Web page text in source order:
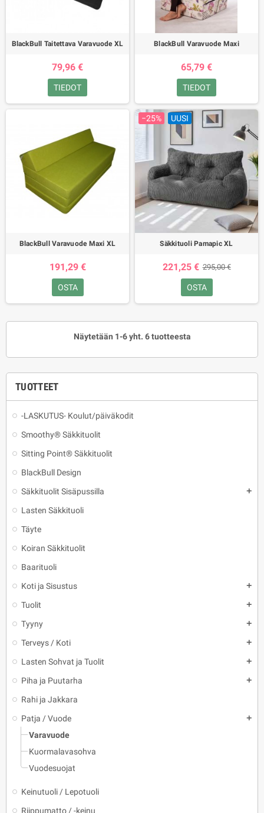
TUOTTEET
-LASKUTUS- Koulut/päiväkodit
Smoothy® Säkkituolit
Sitting Point® Säkkituolit
BlackBull Design
Säkkituolit Sisäpussilla
add
Lasten Säkkituoli
Täyte
Koiran Säkkituolit
Baarituoli
Koti ja Sisustus
add
Tuolit add
Tyyny add
Terveys / Koti add
Lasten Sohvat ja Tuolit add
Piha ja Puutarha add
Rahi ja Jakkara
Patja / Vuode
add
Varavuode
Kuormalavasohva
Vuodesuojat
Keinutuoli / Lepotuoli
Riippumatto / -keinu
BlackBull Taitettava Varavuode XL
79,96 €
TIEDOT
BlackBull Varavuode Maxi
65,79 €
TIEDOT
BlackBull Varavuode Maxi XL
191,29 €
OSTA
−25% UUSI
Säkkituoli Pamapic XL
221,25 € 295,00 €
OSTA
Näytetään 1-6 yht. 6 tuotteesta